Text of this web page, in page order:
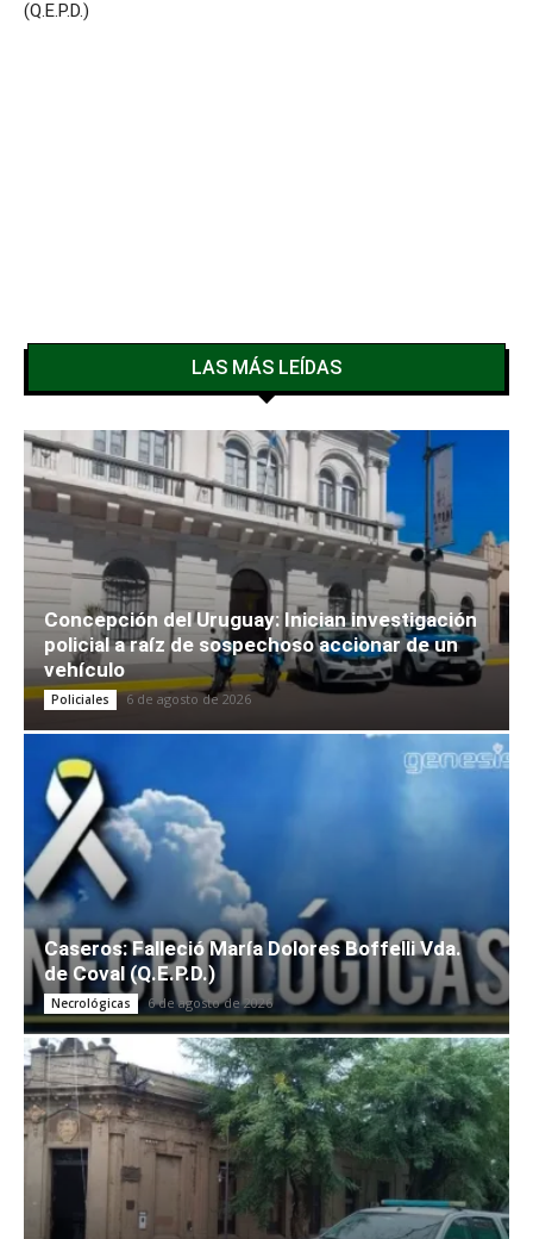
(Q.E.P.D.)
LAS MÁS LEÍDAS
Concepción del Uruguay: Inician investigación
policial a raíz de sospechoso accionar de un
vehículo
Policiales 6 de agosto de 2026
Caseros: Falleció María Dolores Boffelli Vda.
de Coval (Q.E.P.D.)
Necrológicas 6 de agosto de 2026